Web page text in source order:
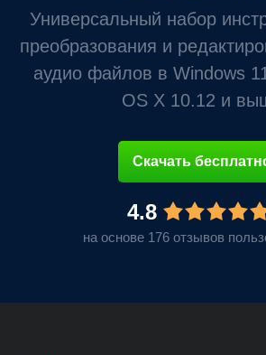
Универсальный набор
преобразования и
аудио файлов в Windows
OS X 10.12 и
Скачать
4.8
на основе 176 отзывов